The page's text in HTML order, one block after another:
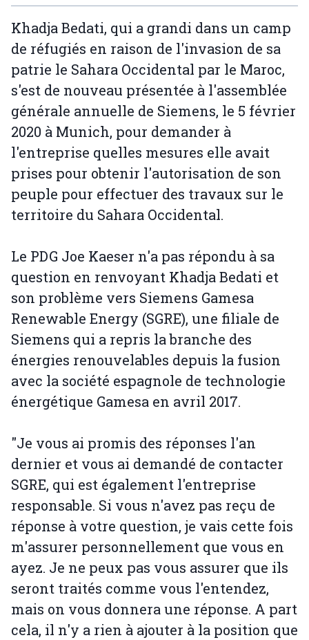
Khadja Bedati, qui a grandi dans un camp
de réfugiés en raison de l'invasion de sa
patrie le Sahara Occidental par le Maroc,
s'est de nouveau présentée à l'assemblée
générale annuelle de Siemens, le 5 février
2020 à Munich, pour demander à
l'entreprise quelles mesures elle avait
prises pour obtenir l'autorisation de son
peuple pour effectuer des travaux sur le
territoire du Sahara Occidental.
Le PDG Joe Kaeser n'a pas répondu à sa
question en renvoyant Khadja Bedati et
son problème vers Siemens Gamesa
Renewable Energy (SGRE), une filiale de
Siemens qui a repris la branche des
énergies renouvelables depuis la fusion
avec la société espagnole de technologie
énergétique Gamesa en avril 2017.
"Je vous ai promis des réponses l'an
dernier et vous ai demandé de contacter
SGRE, qui est également l'entreprise
responsable. Si vous n'avez pas reçu de
réponse à votre question, je vais cette fois
m'assurer personnellement que vous en
ayez. Je ne peux pas vous assurer que ils
seront traités comme vous l'entendez,
mais on vous donnera une réponse. A part
cela, il n'y a rien à ajouter à la position que